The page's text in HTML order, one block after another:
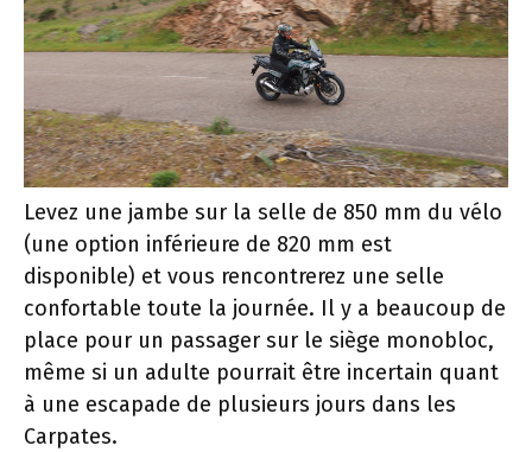
Levez une jambe sur la selle de 850 mm du vélo
(une option inférieure de 820 mm est
disponible) et vous rencontrerez une selle
confortable toute la journée. Il y a beaucoup de
place pour un passager sur le siège monobloc,
même si un adulte pourrait être incertain quant
à une escapade de plusieurs jours dans les
Carpates.